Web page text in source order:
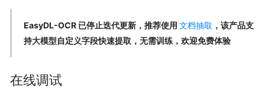
EasyDL-OCR 已停止迭代更新，推荐使用 文档抽取 ，该产品支
持大模型自定义字段快速提取，无需训练，欢迎免费体验
在线调试